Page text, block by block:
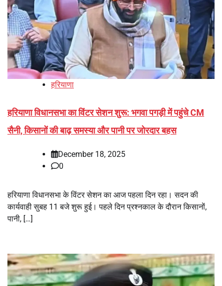
हरियाणा
हरियाणा विधानसभा का विंटर सेशन शुरू: भगवा पगड़ी में पहुंचे CM
सैनी, किसानों की बाढ़ समस्या और पानी पर जोरदार बहस
December 18, 2025
0
हरियाणा विधानसभा के विंटर सेशन का आज पहला दिन रहा। सदन की
कार्यवाही सुबह 11 बजे शुरू हुई। पहले दिन प्रश्नकाल के दौरान किसानों,
पानी, […]